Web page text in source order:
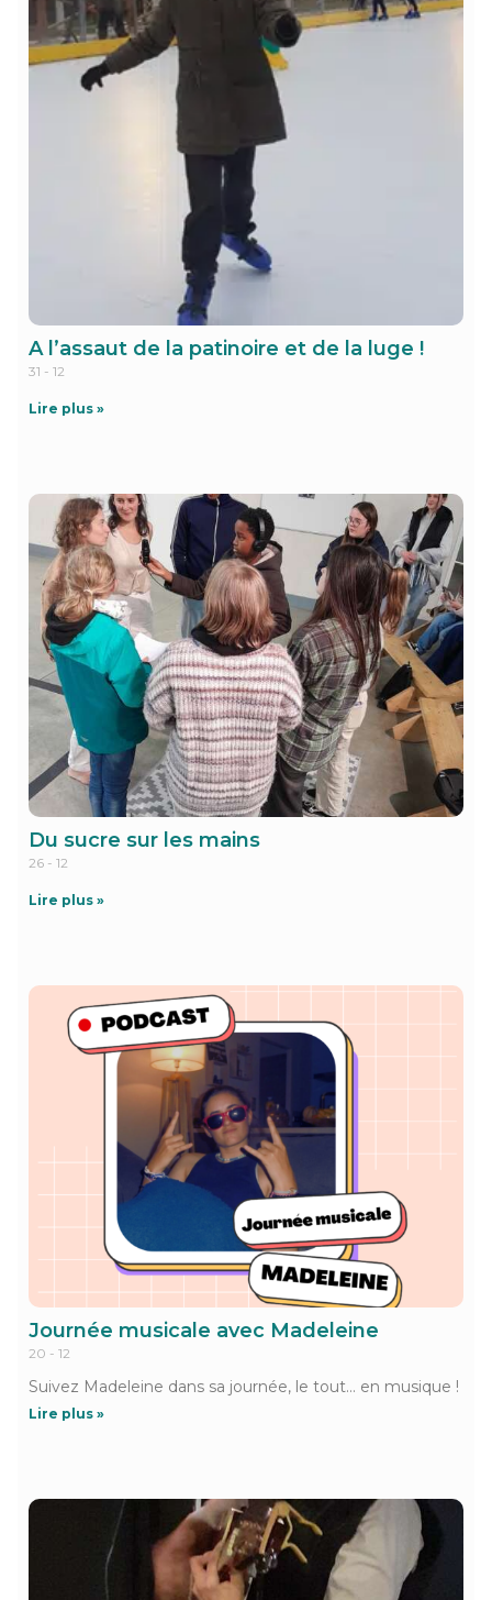
A l’assaut de la patinoire et de la luge !
31 - 12
Lire plus »
Du sucre sur les mains
26 - 12
Lire plus »
Journée musicale avec Madeleine
20 - 12
Suivez Madeleine dans sa journée, le tout… en musique !
Lire plus »